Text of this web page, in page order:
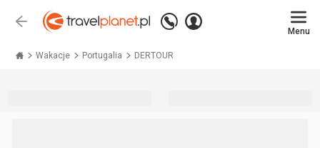
Wstecz
Zadzwoń
+48 71 771 76 55
Zaloguj
Menu
Wakacje Portugalia DERTOUR